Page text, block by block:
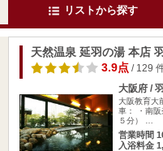
リストから探す
天然温泉 延羽の湯 本店
3.9点/ 129
大阪府 /
大阪教育大
車： ・南
５分） …
営業時間
入浴料金